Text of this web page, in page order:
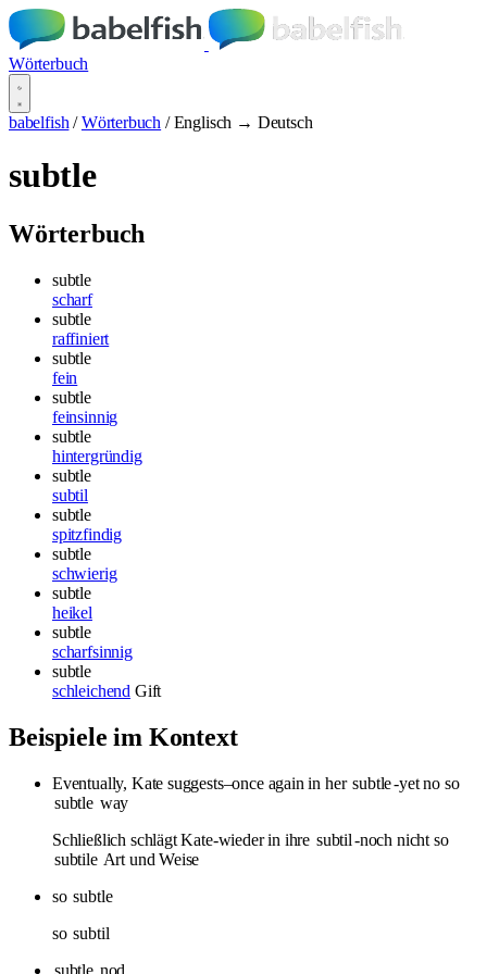
Wörterbuch
babelfish / Wörterbuch / Englisch → Deutsch
subtle
Wörterbuch
subtle
scharf
subtle
raffiniert
subtle
fein
subtle
feinsinnig
subtle
hintergründig
subtle
subtil
subtle
spitzfindig
subtle
schwierig
subtle
heikel
subtle
scharfsinnig
subtle
schleichend Gift
Beispiele im Kontext
Eventually, Kate suggests–once again in her subtle-yet no so
subtle way
Schließlich schlägt Kate-wieder in ihre subtil-noch nicht so
subtile Art und Weise
so subtle
so subtil
subtle nod